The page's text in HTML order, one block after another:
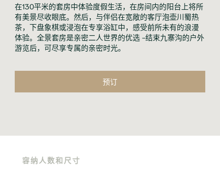
在130平米的套房中体验度假生活，在房间内的阳台上将所
有美景尽收眼底。然后，与伴侣在宽敞的客厅泡壶川蜀热
茶，下盘象棋或浸泡在专享浴缸中，感受前所未有的浪漫
体验。全景套房是亲密二人世界的优选 -结束九寨沟的户外
游览后，可尽享专属的亲密时光。
预订
容纳人数和尺寸